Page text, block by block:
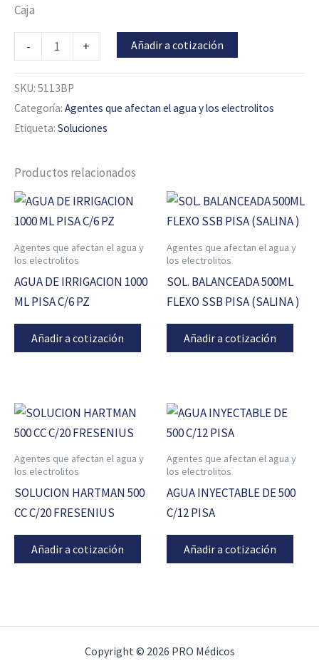
Caja
- + Añadir a cotización
SKU: 5113BP
Categoría: Agentes que afectan el agua y los electrolitos
Etiqueta: Soluciones
Productos relacionados
Agentes que afectan el agua y
los electrolitos
AGUA DE IRRIGACION 1000
ML PISA C/6 PZ
Añadir a cotización
Agentes que afectan el agua y
los electrolitos
SOL. BALANCEADA 500ML
FLEXO SSB PISA (SALINA )
Añadir a cotización
Agentes que afectan el agua y
los electrolitos
SOLUCION HARTMAN 500
CC C/20 FRESENIUS
Añadir a cotización
Agentes que afectan el agua y
los electrolitos
AGUA INYECTABLE DE 500
C/12 PISA
Añadir a cotización
Copyright © 2026 PRO Médicos